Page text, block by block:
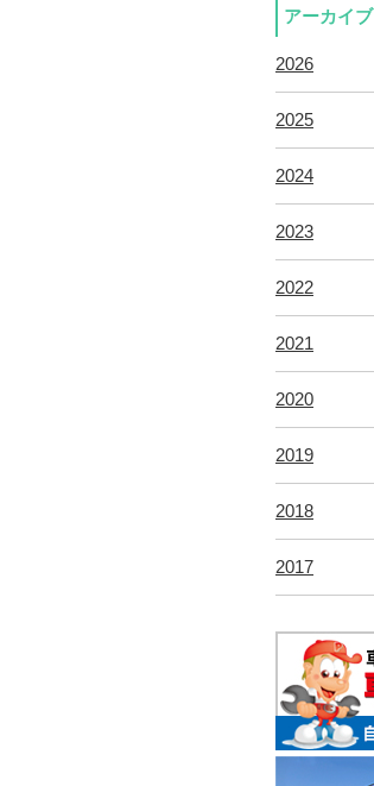
アーカイブ
2026
2025
2024
2023
2022
2021
2020
2019
2018
2017